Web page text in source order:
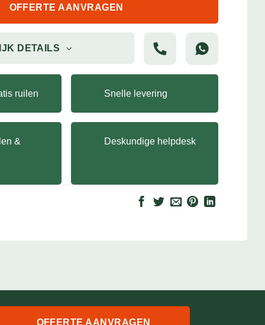
OFFERTE AANVRAGEN
DETAILS
ruilen Snelle levering
&
Deskundige helpdesk
OFFERTE AANVRAGEN